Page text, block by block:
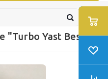
Yast Best"